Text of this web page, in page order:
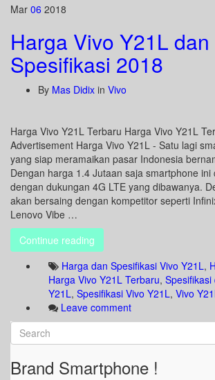
Mar 06 2018
Harga Vivo Y21L dan
Spesifikasi 2018
By Mas Didix in Vivo
Harga Vivo Y21L Terbaru Harga Vivo Y21L
Advertisement Harga Vivo Y21L - Satu lagi
yang siap meramaikan pasar Indonesia
Dengan harga 1.4 Jutaan saja smartphone ini
dengan dukungan 4G LTE yang dibawanya.
akan bersaing dengan kompetitor seperti
Lenovo Vibe …
Continue reading
Harga dan Spesifikasi Vivo Y21L,
Harga Vivo Y21L Terbaru, Spesifikasi
Y21L, Spesifikasi Vivo Y21L, Vivo
Leave comment
Brand Smartphone !